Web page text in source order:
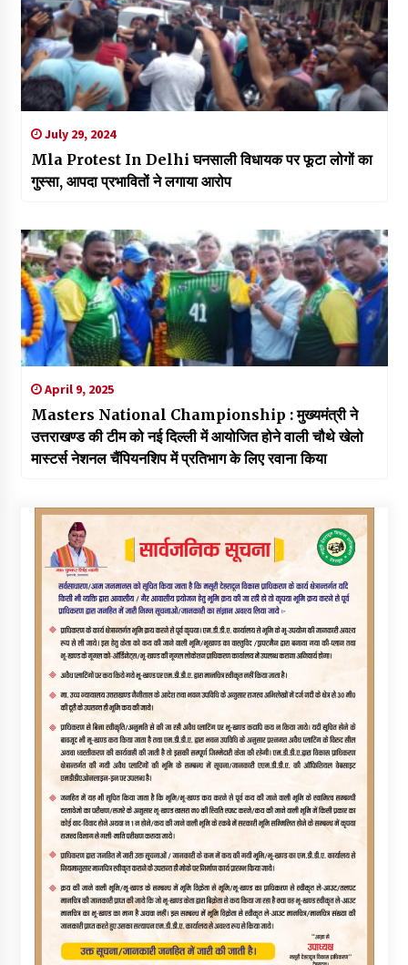
July 29, 2024
Mla Protest In Delhi घनसाली विधायक पर फूटा लोगों का
गुस्सा, आपदा प्रभावितों ने लगाया आरोप
April 9, 2025
Masters National Championship : मुख्यमंत्री ने
उत्तराखण्ड की टीम को नई दिल्ली में आयोजित होने वाली चौथे खेलो
मास्टर्स नेशनल चैंपियनशिप में प्रतिभाग के लिए रवाना किया